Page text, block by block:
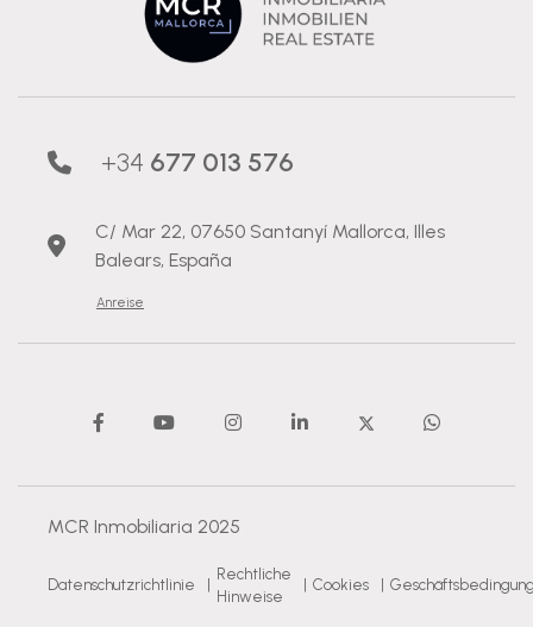
+34 677 013 576
C/ Mar 22, 07650 Santanyí Mallorca, Illes
Balears, España
Anreise
MCR Inmobiliaria 2025
Datenschutzrichtlinie
Rechtliche
Hinweise
Cookies